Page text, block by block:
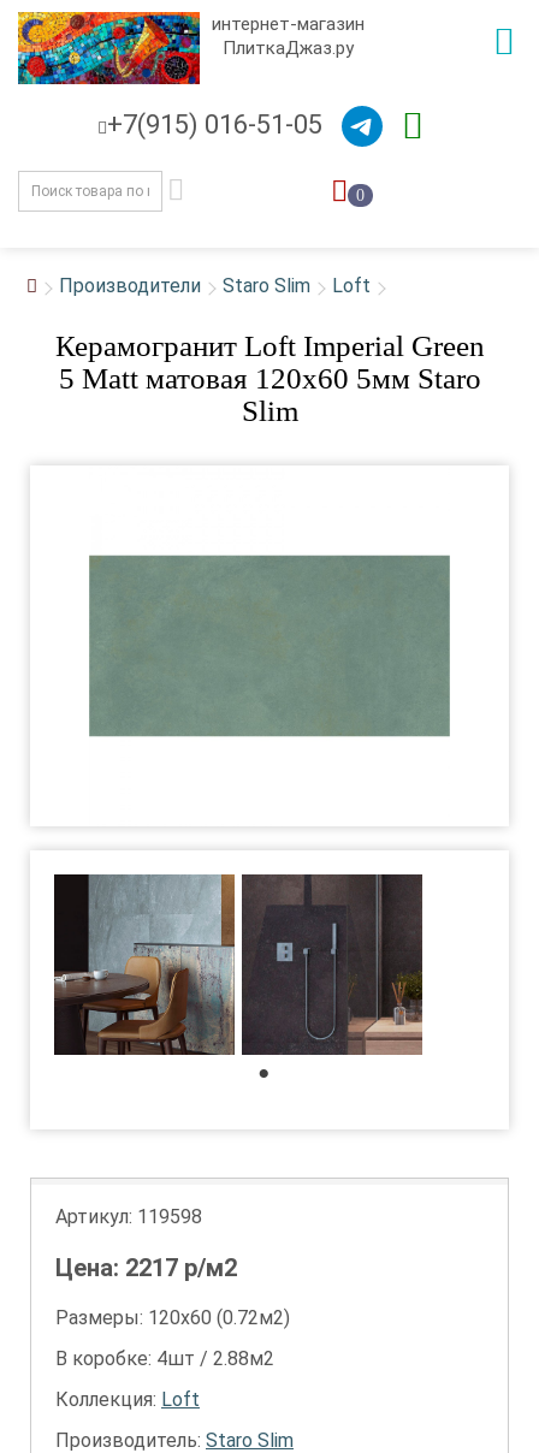
интернет-магазин
ПлиткаДжаз.ру
+7(915) 016-51-05
0
Производители Staro Slim Loft
Керамогранит Loft Imperial Green
5 Matt матовая 120x60 5мм Staro
Slim
Артикул: 119598
Цена: 2217 р/м2
Размеры: 120х60 (0.72м2)
В коробке: 4шт / 2.88м2
Коллекция: Loft
Производитель: Staro Slim